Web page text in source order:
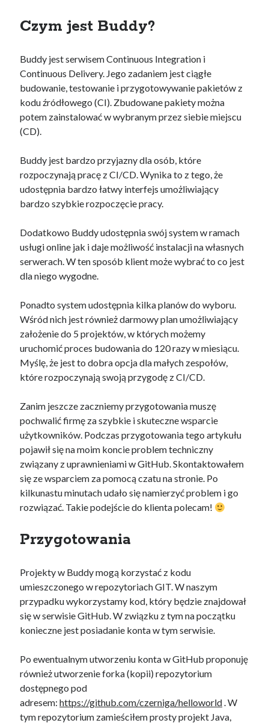
Wojciech Lepczyński-Jak zdać egzamin CKAD – Kubernetes
AWS Solutions Architect Associate CircleCI
CKAD
Egzamin CKAD
Jenkins
Czym jest Buddy?
Buddy jest serwisem Continuous Integration i
Continuous Delivery. Jego zadaniem jest ciągłe
budowanie, testowanie i przygotowywanie pakietów z
kodu źródłowego (CI). Zbudowane pakiety można
potem zainstalować w wybranym przez siebie miejscu
(CD).
Buddy jest bardzo przyjazny dla osób, które
rozpoczynają pracę z CI/CD. Wynika to z tego, że
udostępnia bardzo łatwy interfejs umożliwiający
bardzo szybkie rozpoczęcie pracy.
Dodatkowo Buddy udostępnia swój system w ramach
usługi online jak i daje możliwość instalacji na własnych
serwerach. W ten sposób klient może wybrać to co jest
dla niego wygodne.
Ponadto system udostępnia kilka planów do wyboru.
Wśród nich jest również darmowy plan umożliwiający
założenie do 5 projektów, w których możemy
uruchomić proces budowania do 120 razy w miesiącu.
Myślę, że jest to dobra opcja dla małych zespołów,
które rozpoczynają swoją przygodę z CI/CD.
Zanim jeszcze zaczniemy przygotowania muszę
pochwalić firmę za szybkie i skuteczne wsparcie
użytkowników. Podczas przygotowania tego artykułu
pojawił się na moim koncie problem techniczny
związany z uprawnieniami w GitHub. Skontaktowałem
się ze wsparciem za pomocą czatu na stronie. Po
kilkunastu minutach udało się namierzyć problem i go
rozwiązać. Takie podejście do klienta polecam!
Przygotowania
Projekty w Buddy mogą korzystać z kodu
umieszczonego w repozytoriach GIT. W naszym
przypadku wykorzystamy kod, który będzie znajdował
się w serwisie GitHub. W związku z tym na początku
konieczne jest posiadanie konta w tym serwisie.
Po ewentualnym utworzeniu konta w GitHub proponuję
również utworzenie forka (kopii) repozytorium
dostępnego pod
adresem:https://github.com/czerniga/helloworld. W
tym repozytorium zamieściłem prosty projekt Java,